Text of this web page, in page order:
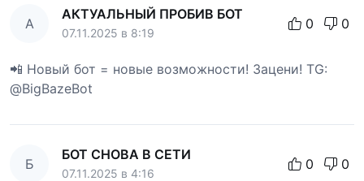
А
АКТУАЛЬНЫЙ ПРОБИВ БОТ
07.11.2025 в 8:19
0 0
📲 Новый бот = новые возможности! Зацени! TG:
@BigBazeBot
Б
БОТ СНОВА В СЕТИ
07.11.2025 в 4:16
0 0